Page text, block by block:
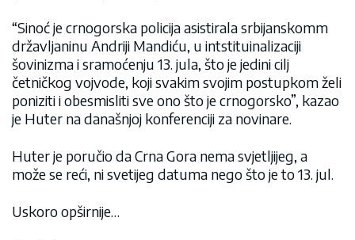
“Sinoć je crnogorska policija asistirala srbijanskomm
državljaninu Andriji Mandiću, u intstituinalizaciji
šovinizma i sramoćenju 13. jula, što je jedini cilj
četničkog vojvode, koji svakim svojim postupkom želi
poniziti i obesmisliti sve ono što je crnogorsko”, kazao
je Huter na današnjoj konferenciji za novinare.
Huter je poručio da Crna Gora nema svjetljijeg, a
može se reći, ni svetijeg datuma nego što je to 13. jul.
Uskoro opširnije…